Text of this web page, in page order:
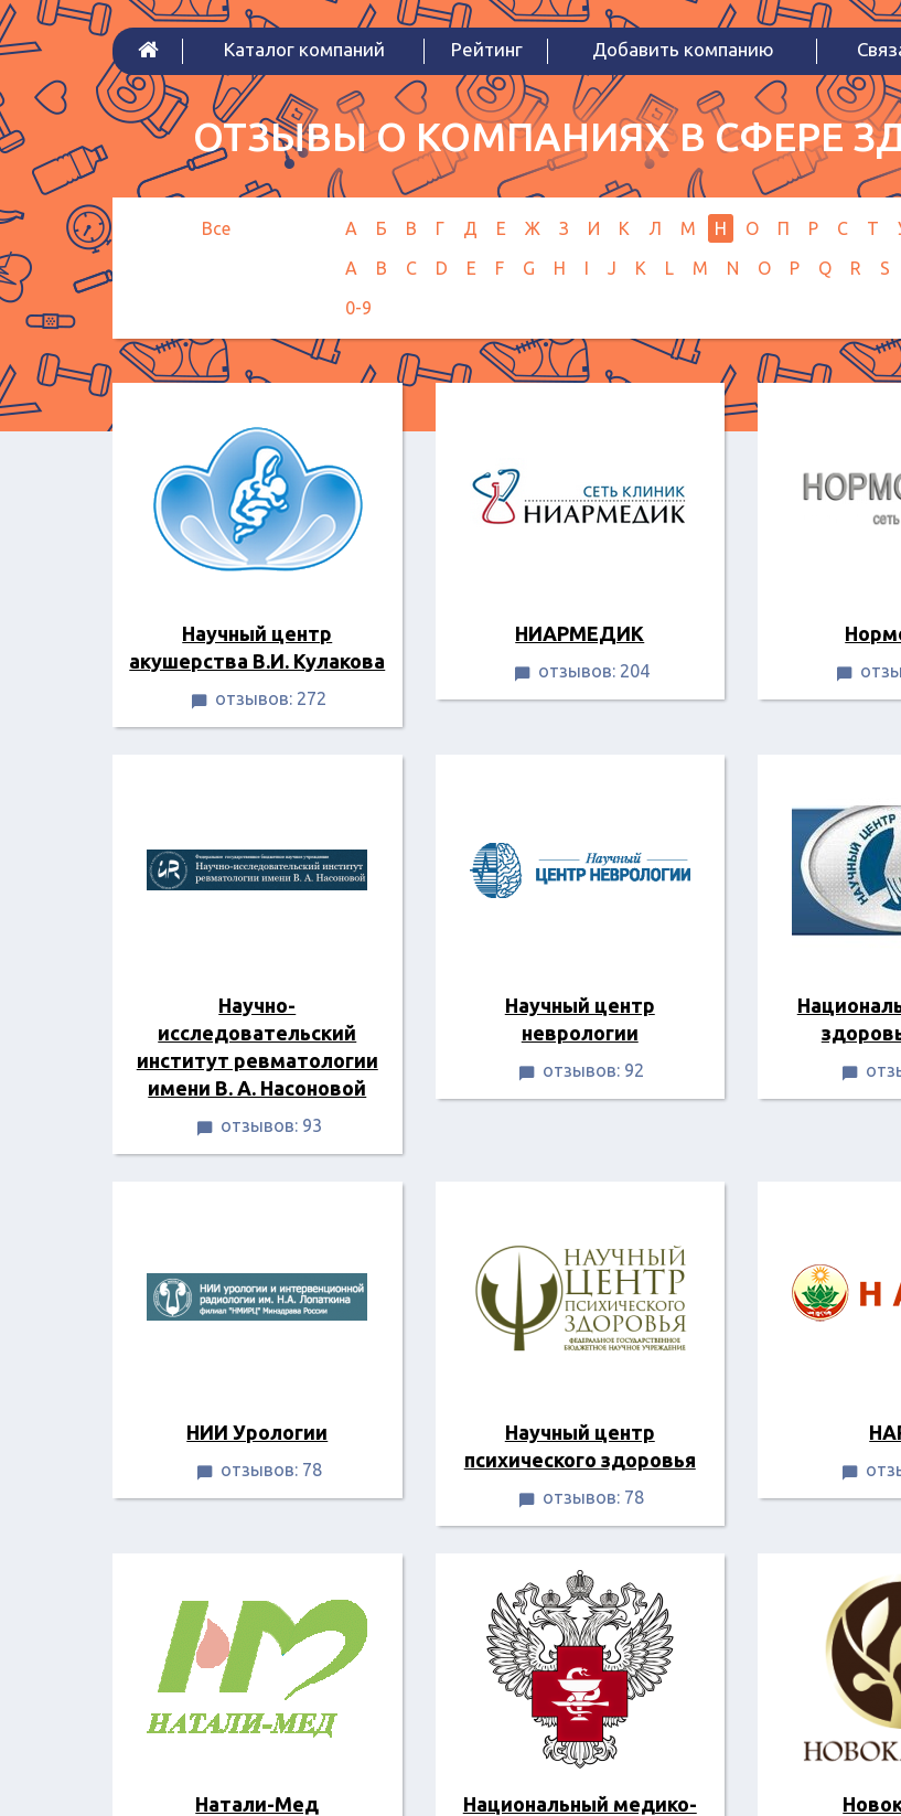
Каталог компаний Рейтинг Добавить компанию
ОТЗЫВЫ О КОМПАНИЯХ В СФЕРЕ
Все А Б В Г Д Е Ж З И К Л М Н О П Р С Т
A
B C D E F G H I J K L M N O P Q R S
0-9
Научный центр
акушерства В.И. Кулакова
 отзывов: 272
НИАРМЕДИК
 отзывов: 204 
Научно-
исследовательский
институт ревматологии
имени В. А. Насоновой
 отзывов: 93
Научный центр
неврологии
 отзывов: 92 
НИИ Урологии
 отзывов: 78
Научный центр
психического здоровья
 отзывов: 78

Натали-Мед
Национальный медико-